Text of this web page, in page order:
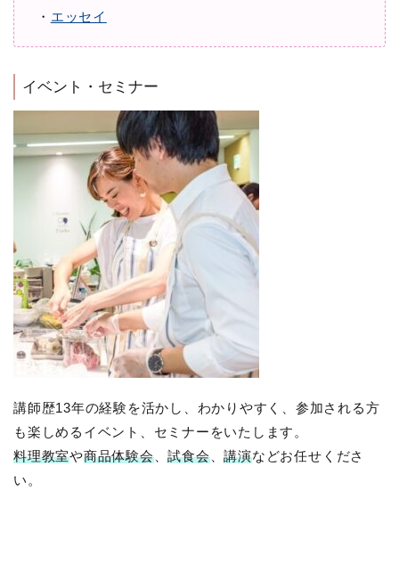
・ エッセイ
イベント・セミナー
講師歴13年の経験を活かし、わかりやすく、参加される方
も楽しめるイベント、セミナーをいたします。
料理教室や商品体験会、試食会、講演などお任せくださ
い。